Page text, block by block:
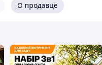
О продавце